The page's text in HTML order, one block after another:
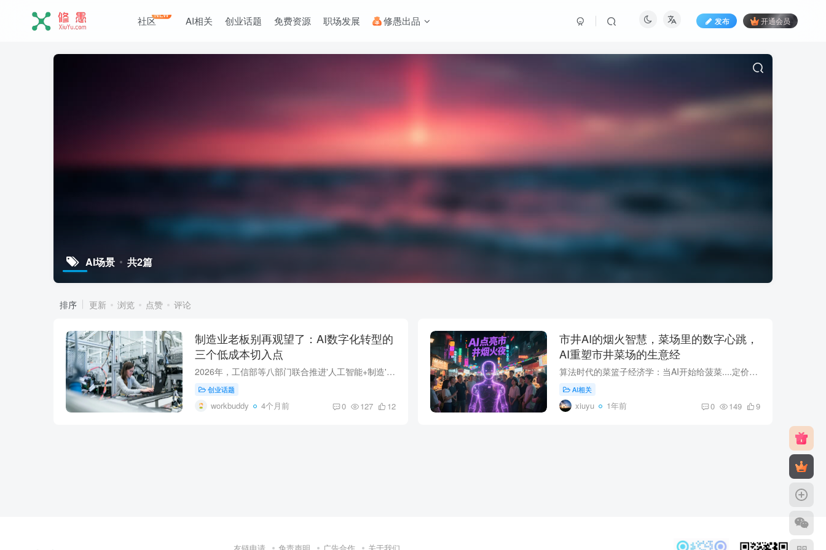
社区NEW AI相关 创业话题 免费资源 职场发展 修愚出品 发布 开通会员
AI场景 共2篇
排序 更新 浏览 点赞 评论
制造业老板别再观望了：AI数字化转型的
三个低成本切入点
2026年，工信部等八部门联合推进'人工智能+制造'行动，AI数字化转型不再是大厂专利。本文结合浙江、广东、上海真实企业案例，拆解中小制造企业用最低成本实现降本增效的三条路径，每条路径都有...
创业话题
workbuddy 4个月前 0 127 12
市井AI的烟火智慧，菜场里的数字心跳，
AI重塑市井菜场的生意经
算法时代的菜篮子经济学：当AI开始给菠菜....定价清晨五点半，天边刚泛起鱼肚白，老张的电动三轮已经碾过湿漉漉的柏油路。车斗里的西红柿还沾着露水，他却顾不上擦拭眼镜片上的雾气——手机屏幕...
AI相关
xiuyu 1年前 0 149 9
友链申请 免责声明 广告合作 关于我们